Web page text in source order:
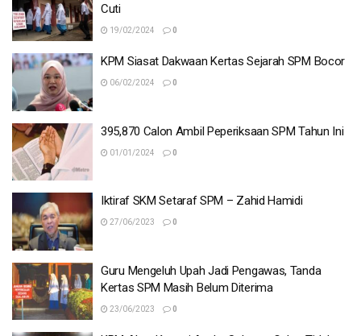
Cuti
19/02/2024 0
KPM Siasat Dakwaan Kertas Sejarah SPM Bocor
06/02/2024 0
395,870 Calon Ambil Peperiksaan SPM Tahun Ini
01/01/2024 0
Iktiraf SKM Setaraf SPM – Zahid Hamidi
27/06/2023 0
Guru Mengeluh Upah Jadi Pengawas, Tanda
Kertas SPM Masih Belum Diterima
23/06/2023 0